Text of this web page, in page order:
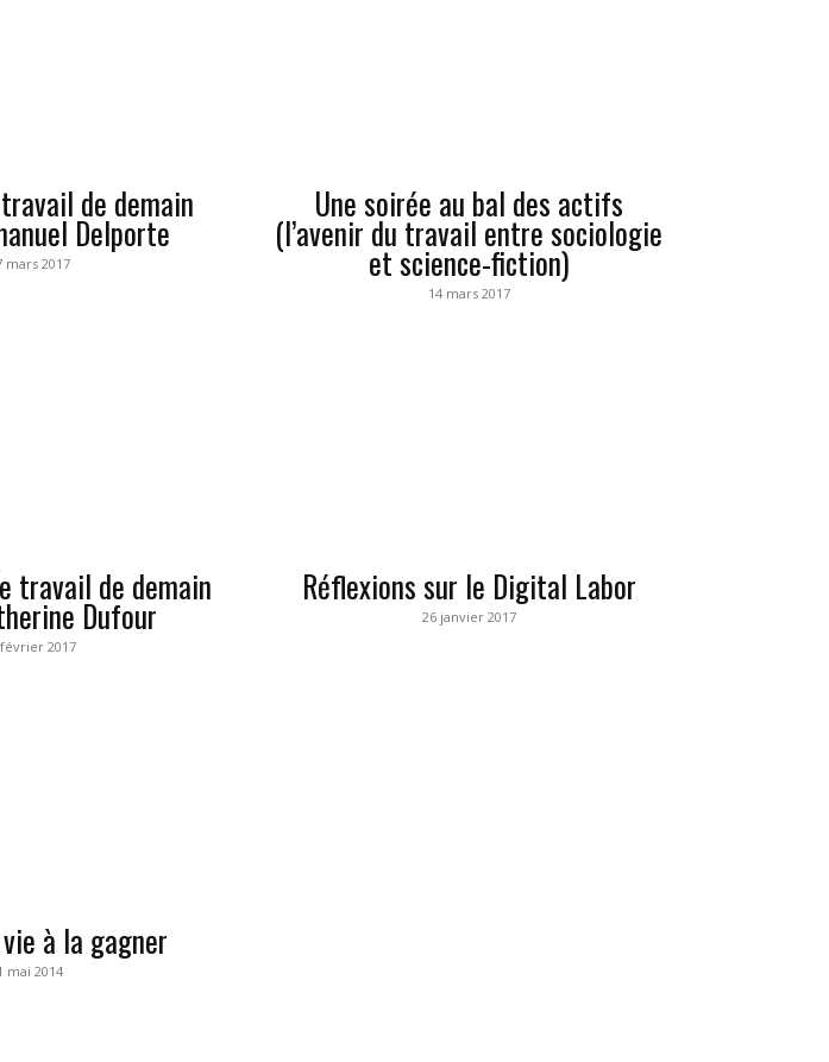
de demain
Delporte
mars 2017
Une soirée au bal des actifs
(l’avenir du travail entre sociologie
et science-fiction)
14 mars 2017
travail de demain
Dufour
2017
Réflexions sur le Digital Labor
26 janvier 2017
à la gagner
mai 2014